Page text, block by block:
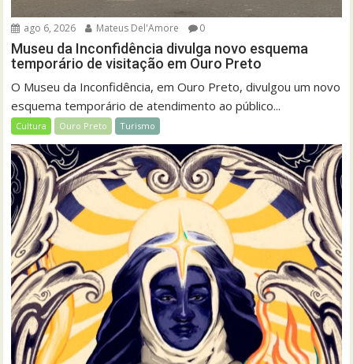
ago 6, 2026 Mateus Del'Amore 0
Museu da Inconfidência divulga novo esquema
temporário de visitação em Ouro Preto
O Museu da Inconfidência, em Ouro Preto, divulgou um novo
esquema temporário de atendimento ao público...
Cultura Ouro Preto Turismo